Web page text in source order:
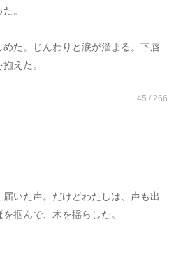
。
た。じんわりと涙が溜まる。下唇
えた。
45 / 266
いた声。だけどわたしは、声も出
掴んで、木を揺らした。